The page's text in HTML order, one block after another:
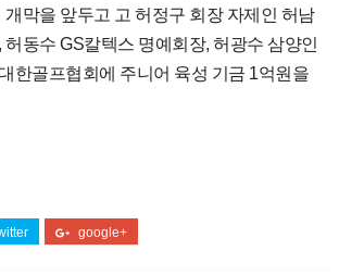
개막을 앞두고 고 허정구 회장 자제인 허남
허동수 GS칼텍스 명예회장, 허광수 삼양인
한골프협회에 주니어 육성 기금 1억원을
google+